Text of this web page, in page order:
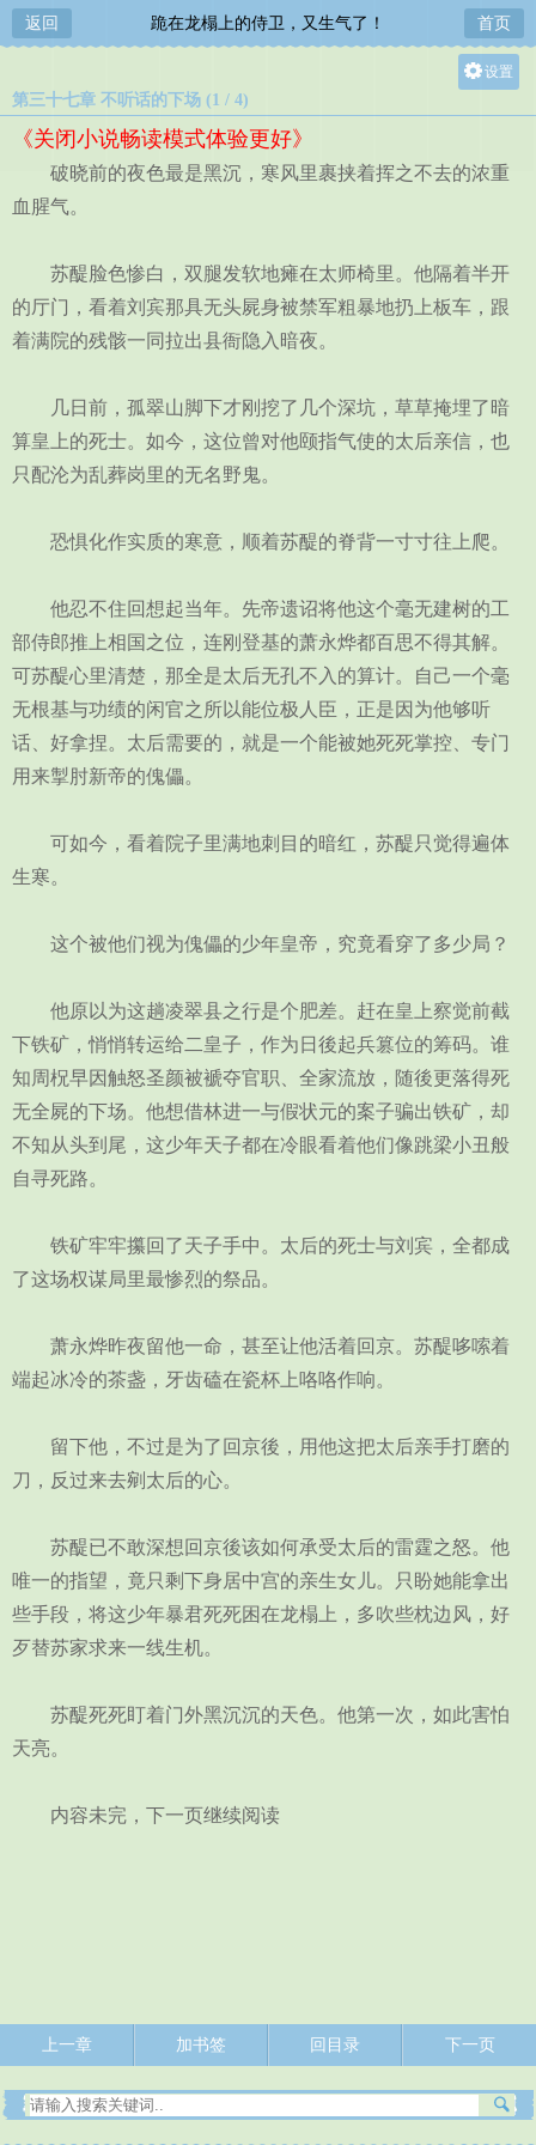
返回 跪在龙榻上的侍卫，又生气了！ 首页
设置
中
第三十七章 不听话的下场 (1 / 4)
《关闭小说畅读模式体验更好》
破晓前的夜色最是黑沉，寒风里裹挟着挥之不去的浓重
血腥气。
苏醍脸色惨白，双腿发软地瘫在太师椅里。他隔着半开
的厅门，看着刘宾那具无头屍身被禁军粗暴地扔上板车，跟
着满院的残骸一同拉出县衙隐入暗夜。
几日前，孤翠山脚下才刚挖了几个深坑，草草掩埋了暗
算皇上的死士。如今，这位曾对他颐指气使的太后亲信，也
只配沦为乱葬岗里的无名野鬼。
恐惧化作实质的寒意，顺着苏醍的脊背一寸寸往上爬。
他忍不住回想起当年。先帝遗诏将他这个毫无建树的工
部侍郎推上相国之位，连刚登基的萧永烨都百思不得其解。
可苏醍心里清楚，那全是太后无孔不入的算计。自己一个毫
无根基与功绩的闲官之所以能位极人臣，正是因为他够听
话、好拿捏。太后需要的，就是一个能被她死死掌控、专门
用来掣肘新帝的傀儡。
可如今，看着院子里满地刺目的暗红，苏醍只觉得遍体
生寒。
这个被他们视为傀儡的少年皇帝，究竟看穿了多少局？
他原以为这趟凌翠县之行是个肥差。赶在皇上察觉前截
下铁矿，悄悄转运给二皇子，作为日後起兵篡位的筹码。谁
知周柷早因触怒圣颜被褫夺官职、全家流放，随後更落得死
无全屍的下场。他想借林进一与假状元的案子骗出铁矿，却
不知从头到尾，这少年天子都在冷眼看着他们像跳梁小丑般
自寻死路。
铁矿牢牢攥回了天子手中。太后的死士与刘宾，全都成
了这场权谋局里最惨烈的祭品。
萧永烨昨夜留他一命，甚至让他活着回京。苏醍哆嗦着
端起冰冷的茶盏，牙齿磕在瓷杯上咯咯作响。
留下他，不过是为了回京後，用他这把太后亲手打磨的
刀，反过来去剜太后的心。
苏醍已不敢深想回京後该如何承受太后的雷霆之怒。他
唯一的指望，竟只剩下身居中宫的亲生女儿。只盼她能拿出
些手段，将这少年暴君死死困在龙榻上，多吹些枕边风，好
歹替苏家求来一线生机。
苏醍死死盯着门外黑沉沉的天色。他第一次，如此害怕
天亮。
内容未完，下一页继续阅读
上一章 加书签 回目录 下一页